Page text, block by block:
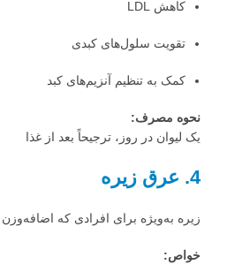
کاهش LDL
تقویت سلول‌های کبدی
کمک به تنظیم آنزیم‌های کبد
نحوه مصرف:
یک لیوان در روز، ترجیحاً بعد از غذا
4. عرق زیره
زیره به‌ویژه برای افرادی که
خواص: